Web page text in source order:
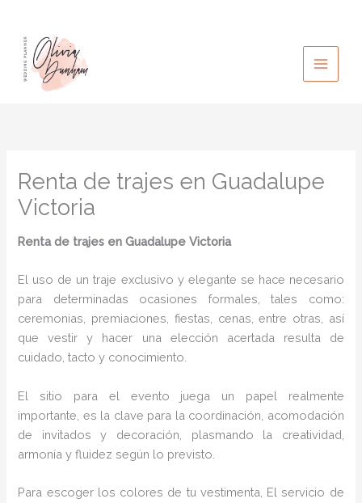
contenido
Renta de trajes en Guadalupe
Victoria
Renta de trajes en Guadalupe Victoria
El uso de un traje exclusivo y elegante se hace necesario
para determinadas ocasiones formales, tales como:
ceremonias, premiaciones, fiestas, cenas, entre otras, así
que vestir y hacer una elección acertada resulta de
cuidado, tacto y conocimiento.
El sitio para el evento juega un papel realmente
importante, es la clave para la coordinación, acomodación
de invitados y decoración, plasmando la creatividad,
armonía y fluidez según lo previsto.
Para escoger los colores de tu vestimenta, El servicio de